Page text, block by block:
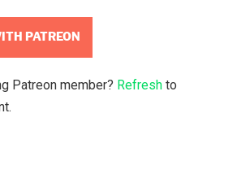
PATREON
Patreon member? Refresh to